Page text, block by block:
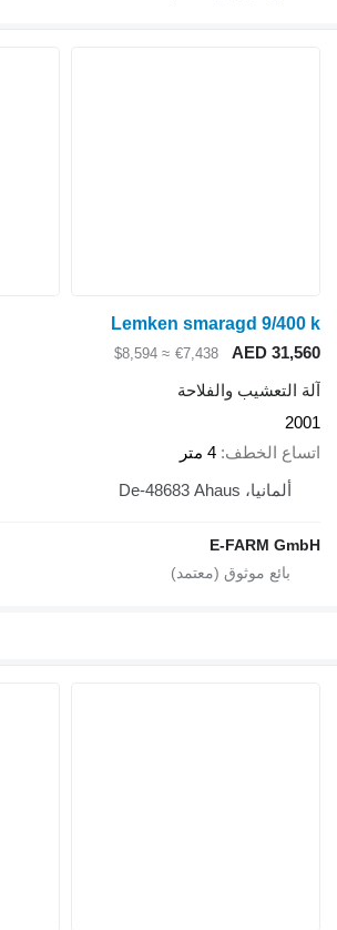
Lemken smaragd 9/
AED
€7,438
≈ $8,594
والفلاحة
الخطف 4 متر
ألمانيا، De-48683 Ahaus
E-FARM